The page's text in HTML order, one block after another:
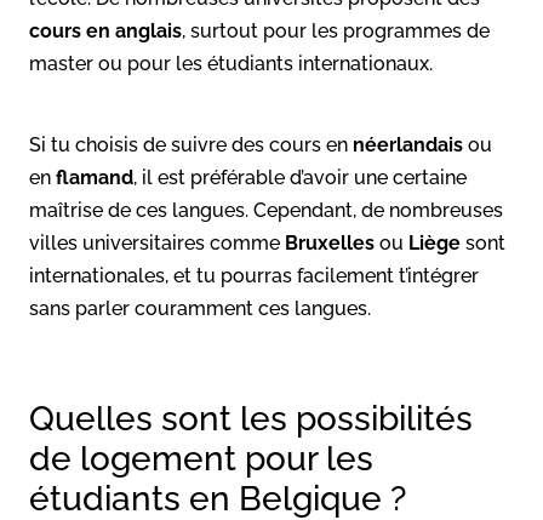
cours en anglais, surtout pour les programmes de
master ou pour les étudiants internationaux.
Si tu choisis de suivre des cours en néerlandais ou
en flamand, il est préférable d’avoir une certaine
maîtrise de ces langues. Cependant, de nombreuses
villes universitaires comme Bruxelles ou Liège sont
internationales, et tu pourras facilement t’intégrer
sans parler couramment ces langues.
Quelles sont les possibilités
de logement pour les
étudiants en Belgique ?